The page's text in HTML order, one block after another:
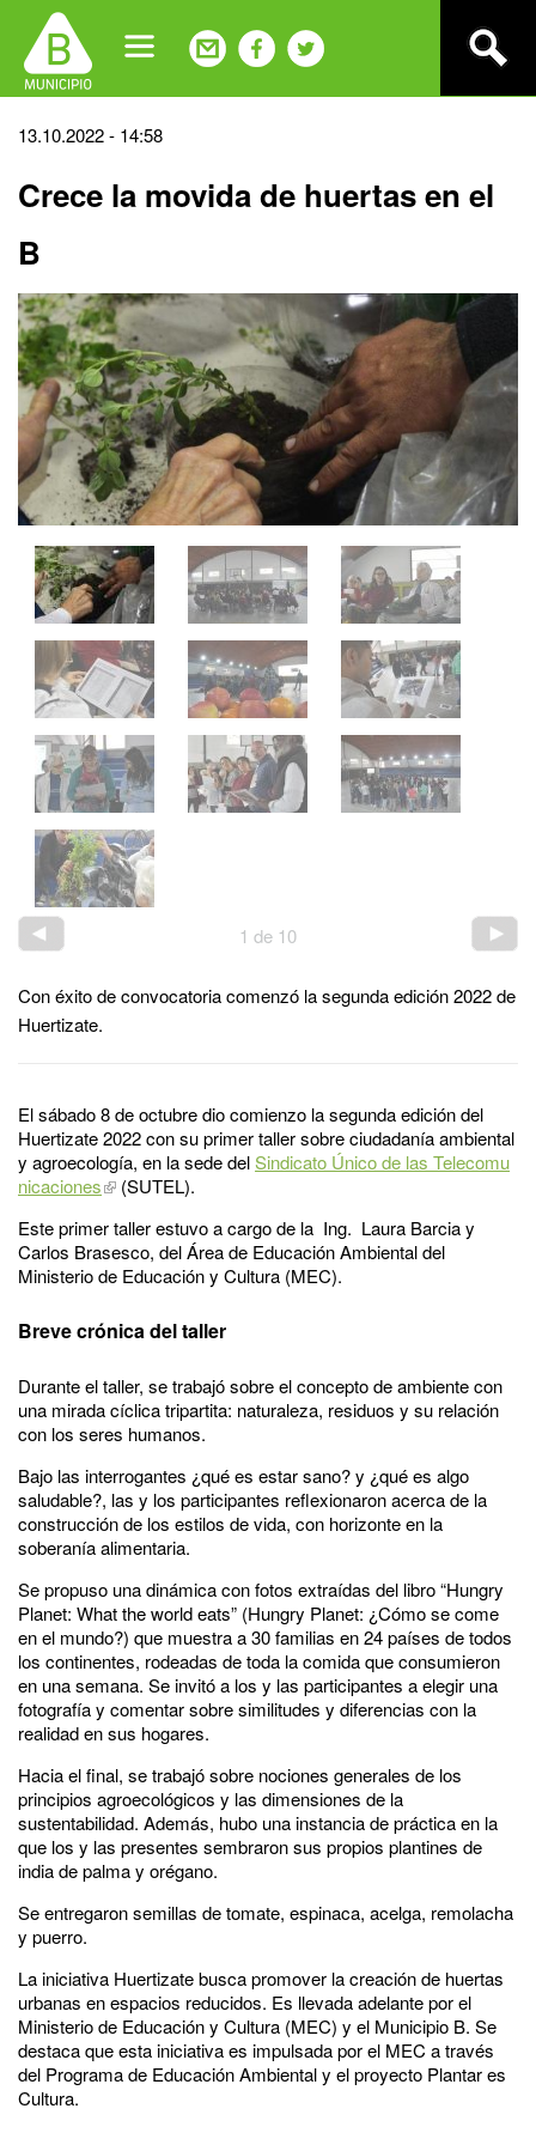
navigation
Back
top
13.10.2022 - 14:58
Crece la movida de huertas en el
B
1 de 10
Con éxito de convocatoria comenzó la segunda edición 2022 de
Huertizate.
El sábado 8 de octubre dio comienzo la segunda edición del
Huertizate 2022 con su primer taller sobre ciudadanía ambiental
y agroecología, en la sede delSindicato Único de las Telecomu
nicaciones
(SUTEL).
Este primer taller estuvo a cargo de la Ing. Laura Barcia y
Carlos Brasesco, del Área de Educación Ambiental del
Ministerio de Educación y Cultura (MEC).
Breve crónica del taller
Durante el taller, se trabajó sobre el concepto de ambiente con
una mirada cíclica tripartita: naturaleza, residuos y su relación
con los seres humanos.
Bajo las interrogantes ¿qué es estar sano? y ¿qué es algo
saludable?, las y los participantes reflexionaron acerca de la
construcción de los estilos de vida, con horizonte en la
soberanía alimentaria.
Se propuso una dinámica con fotos extraídas del libro “Hungry
Planet: What the world eats” (Hungry Planet: ¿Cómo se come
en el mundo?) que muestra a 30 familias en 24 países de todos
los continentes, rodeadas de toda la comida que consumieron
en una semana. Se invitó a los y las participantes a elegir una
fotografía y comentar sobre similitudes y diferencias con la
realidad en sus hogares.
Hacia el final, se trabajó sobre nociones generales de los
principios agroecológicos y las dimensiones de la
sustentabilidad. Además, hubo una instancia de práctica en la
que los y las presentes sembraron sus propios plantines de
india de palma y orégano.
Se entregaron semillas de tomate, espinaca, acelga, remolacha
y puerro.
La iniciativa Huertizate busca promover la creación de huertas
urbanas en espacios reducidos. Es llevada adelante por el
Ministerio de Educación y Cultura (MEC) y el Municipio B. Se
destaca que esta iniciativa es impulsada por el MEC a través
del Programa de Educación Ambiental y el proyecto Plantar es
Cultura.